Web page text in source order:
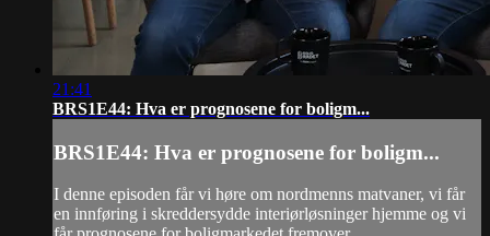
21:41
BRS1E44: Hva er prognosene for boligm...
BRS1E44: Hva er prognosene for boligm...
I denne episoden får vi høre om nordmenns matvaner, vi får
en innføring i skreddersydde interiørløsninger hjemme og vi